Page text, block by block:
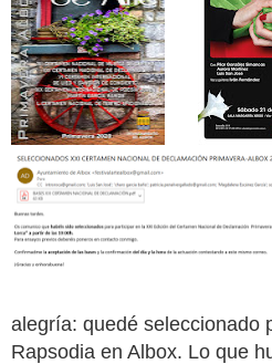
alegría: quedé seleccionado
Rapsodia en Albox. Lo que